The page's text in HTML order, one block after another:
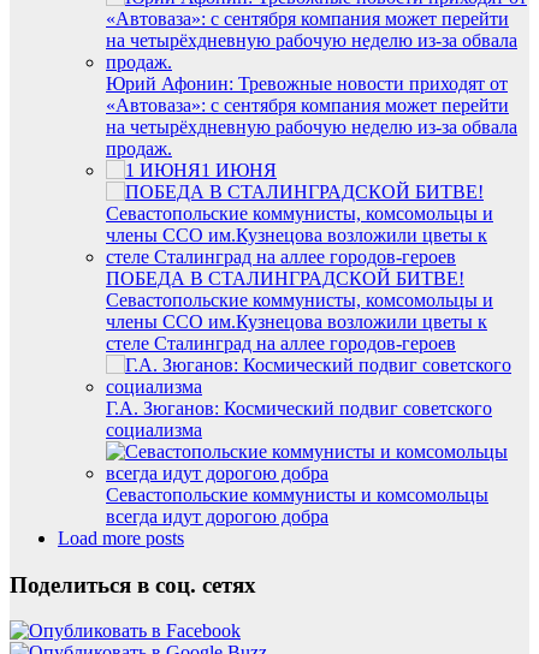
Юрий Афонин: Тревожные новости приходят от
«Автоваза»: с сентября компания может перейти
на четырёхдневную рабочую неделю из‑за обвала
продаж.
1 ИЮНЯ
ПОБЕДА В СТАЛИНГРАДСКОЙ БИТВЕ!
Севастопольские коммунисты, комсомольцы и
члены ССО им.Кузнецова возложили цветы к
стеле Сталинград на аллее городов-героев
Г.А. Зюганов: Космический подвиг советского
социализма
Севастопольские коммунисты и комсомольцы
всегда идут дорогою добра
Load more posts
Поделиться в соц. сетях